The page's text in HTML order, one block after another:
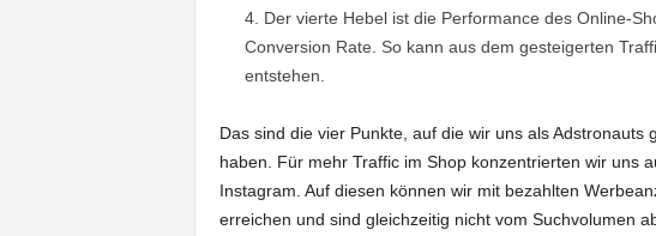
Der vierte Hebel ist die Performance des Online-
Conversion Rate. So kann aus dem gesteigerten
entstehen.
Das sind die vier Punkte, auf die wir uns als
haben. Für mehr Traffic im Shop konzentrierten wir uns
Instagram. Auf diesen können wir mit bezahlten
erreichen und sind gleichzeitig nicht vom Suchvolumen